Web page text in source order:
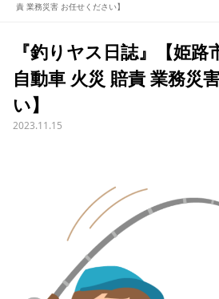
責 業務災害 お任せください】
『釣りヤス日誌』【姫路
自動車 火災 賠責 業務災
い】
2023.11.15